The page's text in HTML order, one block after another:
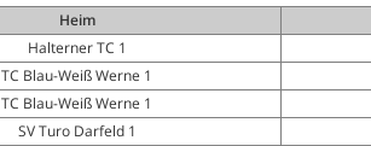
Heim
Halterner TC 1
TC Blau-Weiß Werne 1
TC Blau-Weiß Werne 1
SV Turo Darfeld 1